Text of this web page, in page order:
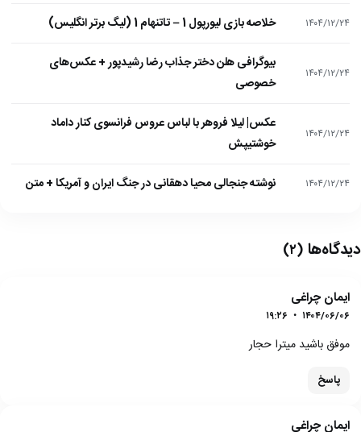
۱۴۰۴/۱۲/۲۴ خلاصه بازی لیورپول 1 – تاتنهام 1 (لیگ برتر انگلیس)
۱۴۰۴/۱۲/۲۴
بیوگرافی هلن دختر جذاب رضا رشیدپور + عکس‌های
خصوصی
۱۴۰۴/۱۲/۲۴
عکس| لیلا فروهر با لباس عروس فرانسوی کنار داماد
خوشتیپش
۱۴۰۴/۱۲/۲۴ نوشته جنجالی محیا دهقانی در جنگ ایران و آمریکا + متن
دیدگاه‌ها (۲)
ایمان چراغی
۱۴۰۴/۰۶/۰۶ •
موفق باشید میترا حجار
پاسخ
ایمان چراغی